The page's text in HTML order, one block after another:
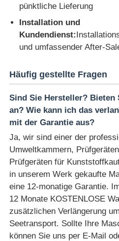
pünktliche Lieferung
Installation und
Kundendienst:
und umfassender After-
Häufig gestellte Fragen
Sind Sie Hersteller? Bieten
an? Wie kann ich das
mit der Garantie aus?
Ja, wir sind einer der
Umweltkammern,
Prüfgeräten für
in unserem Werk gekaufte
eine 12-monatige Garantie.
12 Monate KOSTENLOSE
zusätzlichen Verlängerung
Seetransport. Sollte Ihre
können Sie uns per E-Mail